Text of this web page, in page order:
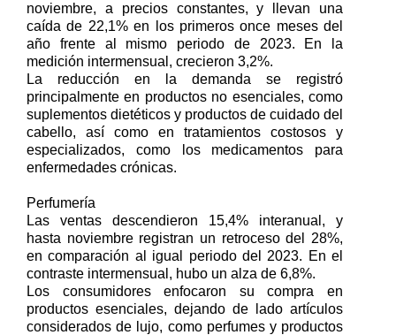
noviembre, a precios constantes, y llevan una
caída de 22,1% en los primeros once meses del
año frente al mismo periodo de 2023. En la
medición intermensual, crecieron 3,2%.
La reducción en la demanda se registró
principalmente en productos no esenciales, como
suplementos dietéticos y productos de cuidado del
cabello, así como en tratamientos costosos y
especializados, como los medicamentos para
enfermedades crónicas.
Perfumería
Las ventas descendieron 15,4% interanual, y
hasta noviembre registran un retroceso del 28%,
en comparación al igual periodo del 2023. En el
contraste intermensual, hubo un alza de 6,8%.
Los consumidores enfocaron su compra en
productos esenciales, dejando de lado artículos
considerados de lujo, como perfumes y productos